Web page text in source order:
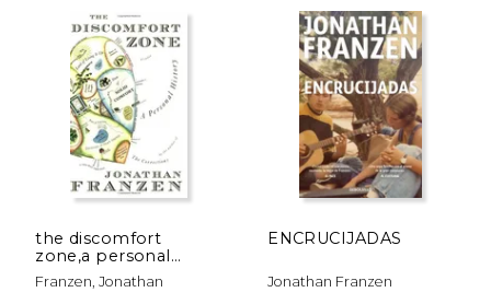
the discomfort
zone,a personal
history (en Inglés)
Franzen, Jonathan
ENCRUCIJADAS
Jonathan Franzen